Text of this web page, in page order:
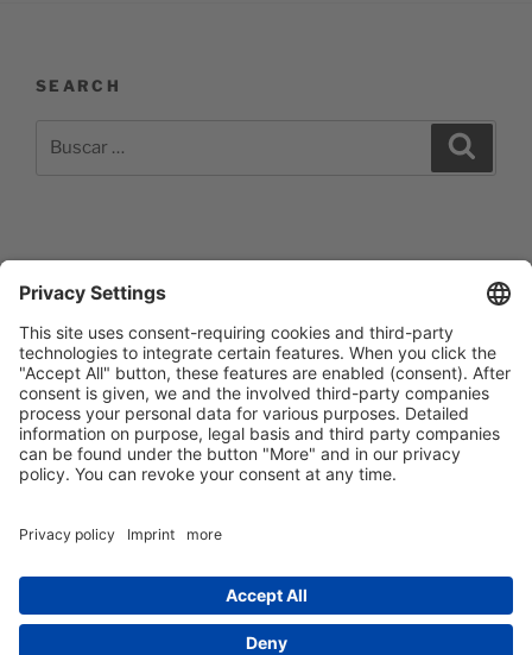
SEARCH
Impressum
Barrierefreiheitserklärung
Datenschutzerklärung
Newsletter abonieren
FacebookE‑Mail